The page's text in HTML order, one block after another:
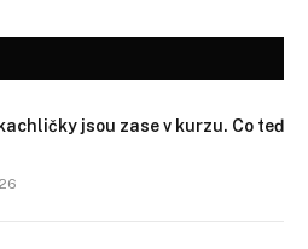
jsou zase v kurzu. Co teď